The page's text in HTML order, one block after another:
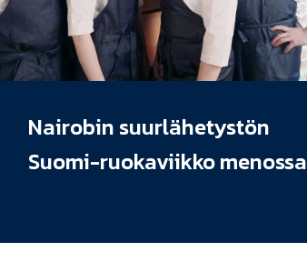
Nairobin suurlähetystön
Suomi-ruokaviikko menossa